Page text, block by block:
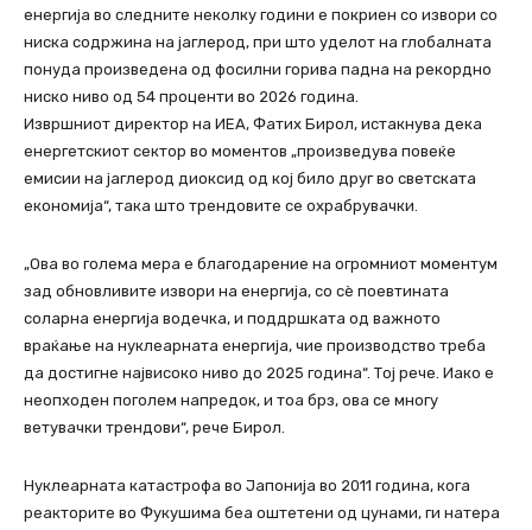
енергија во следните неколку години е покриен со извори со
ниска содржина на јаглерод, при што уделот на глобалната
понуда произведена од фосилни горива падна на рекордно
ниско ниво од 54 проценти во 2026 година.
Извршниот директор на ИЕА, Фатих Бирол, истакнува дека
енергетскиот сектор во моментов „произведува повеќе
емисии на јаглерод диоксид од кој било друг во светската
економија“, така што трендовите се охрабрувачки.
„Ова во голема мера е благодарение на огромниот моментум
зад обновливите извори на енергија, со сè поевтината
соларна енергија водечка, и поддршката од важното
враќање на нуклеарната енергија, чие производство треба
да достигне највисоко ниво до 2025 година“. Тој рече. Иако е
неопходен поголем напредок, и тоа брз, ова се многу
ветувачки трендови“, рече Бирол.
Нуклеарната катастрофа во Јапонија во 2011 година, кога
реакторите во Фукушима беа оштетени од цунами, ги натера